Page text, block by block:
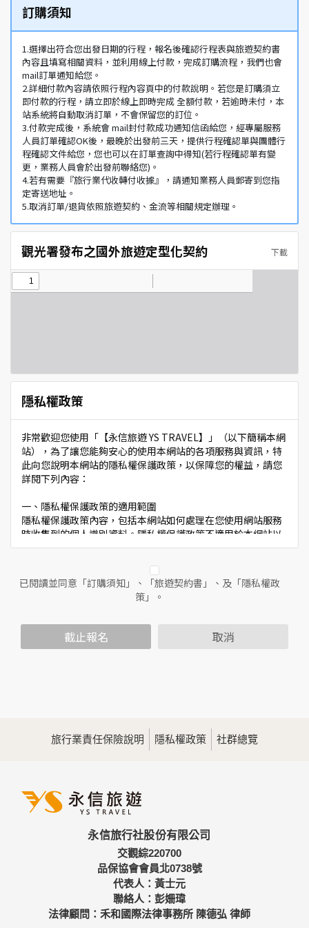
訂購須知
1.選擇出符合您出發日期的行程，報名後確認行程表與旅遊契約書
內容且填寫相關資料，並利用線上付款，完成訂購流程，我們也會
mail訂單通知給您。
2.詳細付款內容請依照行程內容頁中的付款說明。若您是訂購須立
即付款的行程，請立即於線上即時完成 全額付款，若逾時未付，本
站系統將自動取消訂單，不會保留您的訂位。
3.付款完成後，系統會 mail封付款成功通知信函給您，經專屬服務
人員訂單確認OK後，最晚於出發前三天，提供行程確認單與團體行
程確認文件給您，您也可以在訂單查詢中得知(若行程確認單有變
更，業務人員會於出發前聯絡您)。
4.若有需要『旅行業代收轉付收據』，請通知業務人員郵寄到您指
定寄送地址。
5.取消訂單/退貨依照旅遊契約、金流等相關規定辦理。
觀光署發布之國外旅遊定型化契約 下載
隱私權政策
非常歡迎您使用「【永信旅遊 YS TRAVEL】」（以下簡稱本網
站），為了讓您能夠安心的使用本網站的各項服務與資訊，特
此向您說明本網站的隱私權保護政策，以保障您的權益，請您
詳閱下列內容：
一、隱私權保護政策的適用範圍
隱私權保護政策內容，包括本網站如何處理在您使用網站服務
時收集到的個人識別資料。隱私權保護政策不適用於本網站以
外的相關連結網站，也不適用於非本網站所委託或參與管理的
二、個人資料的蒐集、處理及利用方式
當您造訪本網站或使用本網站所提供之功能服務時，我們將視
範圍內處理及利用您的個人資料；非經您書面同意，本網站不
會將個人資料用於其他用途。
為提供精確的服務，我們會將收集的問卷調查內容進行統計與
分析，分析結果之統計數據或說明文字呈現，除供內部研究
三、資料之保護
備及必要的安全防護措施，加以保護網站及您的個人資料採用
嚴格的保護措施，只由經過授權的人員才能接觸您的個人資
料，相關處理人員皆簽有保密合約，如有違反保密義務者，將
會受到相關的法律處分。
如因業務需要有必要委託其他單位提供服務時，本網站亦會嚴
格要求其遵守保密義務，並且採取必要檢查程序以確定其將確
實遵守。
已閱讀並同意「訂購須知」、「旅遊契約書」、及「隱私權政
策」。
截止報名 取消
旅行業責任保險說明 隱私權政策 社群總覽
永信旅行社股份有限公司
交觀綜220700
品保協會會員北0738號
代表人：黃士元
聯絡人：彭姍瑋
法律顧問：禾和國際法律事務所 陳德弘 律師